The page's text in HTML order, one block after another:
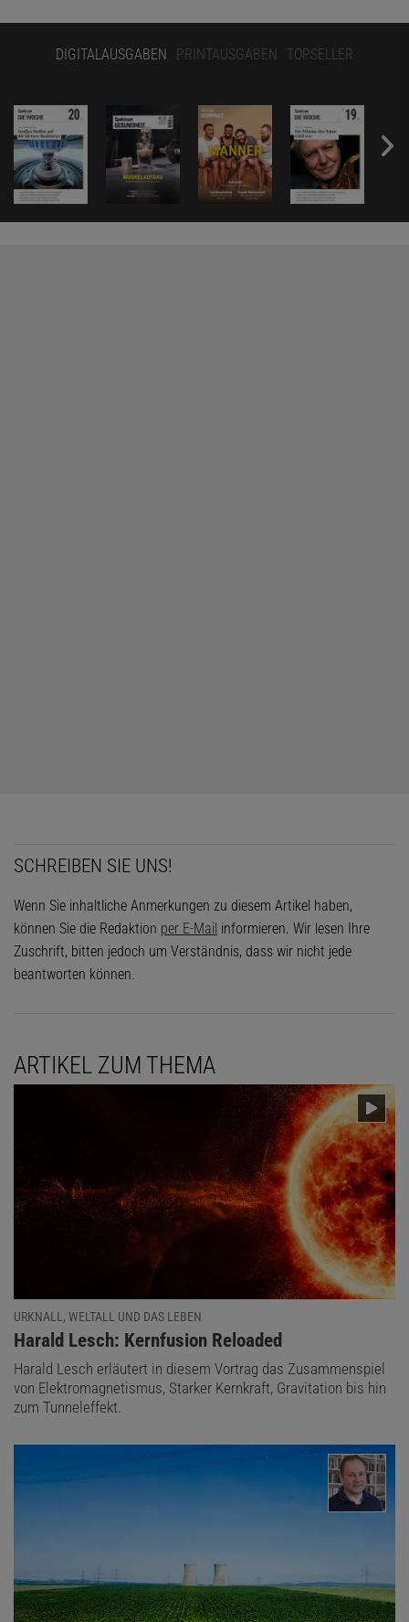
DIGITALAUSGABEN PRINTAUSGABEN TOPSELLER
SCHREIBEN SIE UNS!
Wenn Sie inhaltliche Anmerkungen zu diesem Artikel haben,
können Sie die Redaktion per E-Mail informieren. Wir lesen Ihre
Zuschrift, bitten jedoch um Verständnis, dass wir nicht jede
beantworten können.
ARTIKEL ZUM THEMA
URKNALL, WELTALL UND DAS LEBEN
:
Harald Lesch: Kernfusion Reloaded
Harald Lesch erläutert in diesem Vortrag das Zusammenspiel
von Elektromagnetismus, Starker Kernkraft, Gravitation bis hin
zum Tunneleffekt.